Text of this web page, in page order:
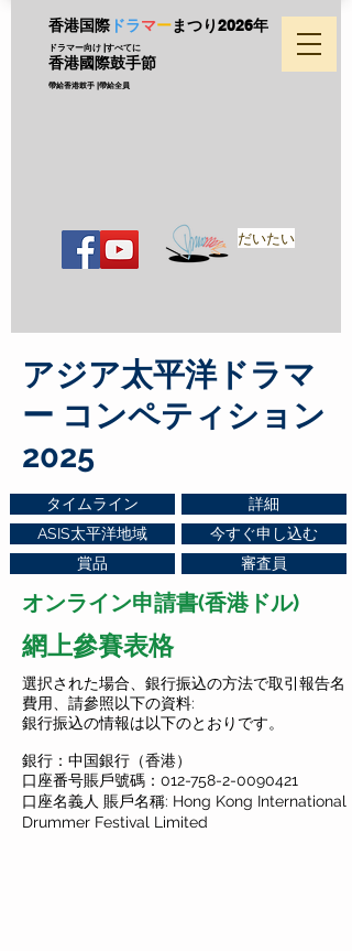
香港国際 ドラマーまつり2026年
ドラマー向け |すべてに
香港國際鼓手節
帶給香港鼓手 |帶給全員
だいたい
アジア太平洋ドラマ
ー コンペティション
2025
タイムライン
ASIS太平洋地域
賞品
詳細
今すぐ申し込む
審査員
オンライン申請書(香港ドル)
網上參賽表格
選択された場合、銀行振込の方法で取引報告名
費用、請參照以下の資料:
銀行振込の情報は以下のとおりです。
銀行：中国銀行（香港）
口座番号賬戶號碼：012-758-2-0090421
口座名義人 賬戶名稱: Hong Kong International
Drummer Festival Limited